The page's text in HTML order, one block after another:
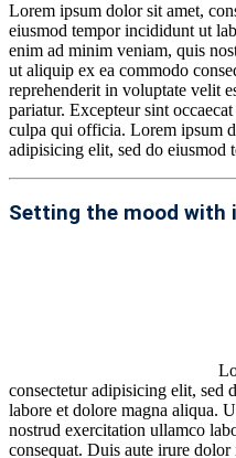
Lorem ipsum dolor sit amet,
eiusmod tempor incididunt ut
enim ad minim veniam, quis
ut aliquip ex ea commodo
reprehenderit in voluptate velit
pariatur. Excepteur sint
culpa qui officia. Lorem ipsum
adipisicing elit, sed do eiusmod
Setting the mood with
consectetur adipisicing elit, sed
labore et dolore magna aliqua.
nostrud exercitation ullamco
consequat. Duis aute irure